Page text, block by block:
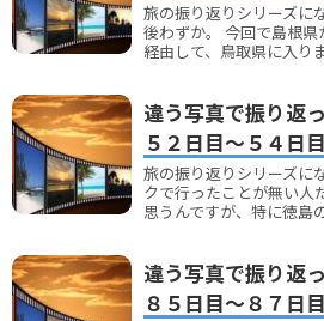
旅の振り返りシリーズに
後わずか。 今回で島根
経由して、鳥取県に入り
違う写真で振り返
５２日目～５４日目
旅の振り返りシリーズに
クで行ったことが無い人
思うんですが、特に徳島
違う写真で振り返
８５日目～８７日目